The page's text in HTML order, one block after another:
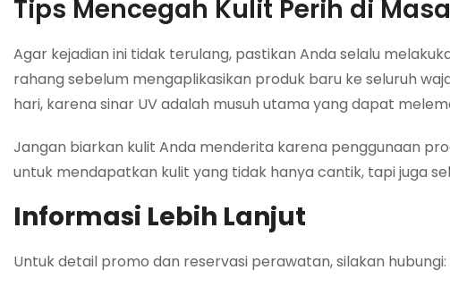
Tips Mencegah Kulit Perih di
Agar kejadian ini tidak terulang, pastikan Anda selalu
rahang sebelum mengaplikasikan produk baru ke seluruh
hari, karena sinar UV adalah musuh utama yang dapat
Jangan biarkan kulit Anda menderita karena penggunaan
untuk mendapatkan kulit yang tidak hanya cantik, tapi juga
Informasi Lebih Lanjut
Untuk detail promo dan reservasi perawatan, silakan hubungi: